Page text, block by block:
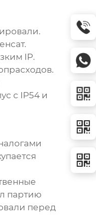
IP.
с IP54 и
партию
перед